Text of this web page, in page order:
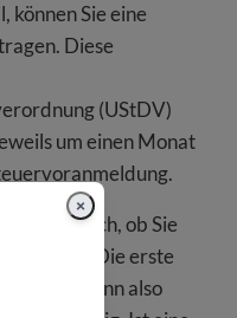
können Sie eine
Diese
(UStDV)
um einen Monat
unerheblich, ob Sie
Die erste
wäre dann also
×